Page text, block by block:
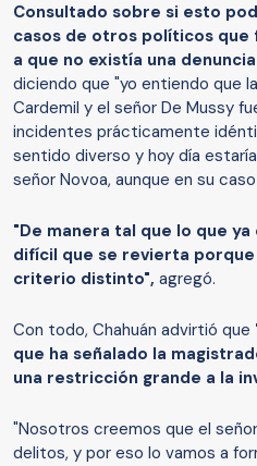
Consultado sobre si esto
casos de otros políticos que
a que no existía una
diciendo que "yo entiendo que
Cardemil y el señor De Mussy
incidentes prácticamente
sentido diverso y hoy día
señor Novoa, aunque en su
"De manera tal que lo que
difícil que se revierta
criterio distinto", agregó.
Con todo, Chahuán advirtió que
que ha señalado la
una restricción grande a la
"Nosotros creemos que el
delitos, y por eso lo vamos a